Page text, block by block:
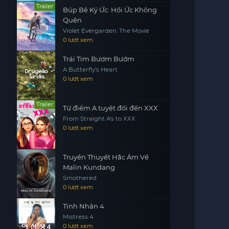
Trailer
Búp Bê Ký Ức: Hồi Ức Không
Quên
Violet Evergarden: The Movie
0 lượt xem
Trái Tim Bươm Bướm
A Butterfly's Heart
0 lượt xem
Trailer Từ điểm A tuyệt đối đến XXX
From Straight A's to XXX
0 lượt xem
Truyền Thuyết Hắc Ám Về
Malin Kundang
Smothered
0 lượt xem
Tình Nhân 4
Mistress 4
0 lượt xem